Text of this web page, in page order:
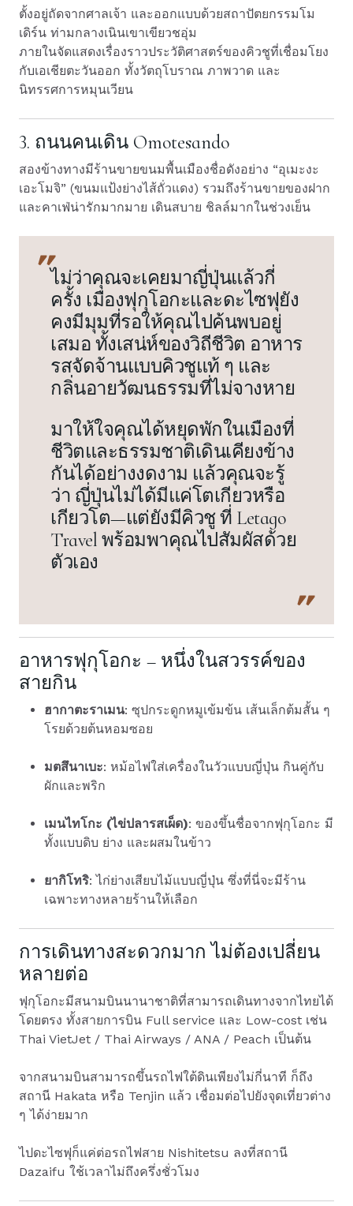
ตั้งอยู่ถัดจากศาลเจ้า และออกแบบด้วยสถาปัตยกรรมโม
เดิร์น ท่ามกลางเนินเขาเขียวชอุ่ม
ภายในจัดแสดงเรื่องราวประวัติศาสตร์ของคิวชูที่เชื่อมโยง
กับเอเชียตะวันออก ทั้งวัตถุโบราณ ภาพวาด และ
นิทรรศการหมุนเวียน
3. ถนนคนเดิน Omotesando
สองข้างทางมีร้านขายขนมพื้นเมืองชื่อดังอย่าง “อุเมะงะ
เอะโมจิ” (ขนมแป้งย่างไส้ถั่วแดง) รวมถึงร้านขายของฝาก
และคาเฟ่น่ารักมากมาย เดินสบาย ชิลล์มากในช่วงเย็น
ไม่ว่าคุณจะเคยมาญี่ปุ่นแล้วกี่
ครั้ง เมืองฟุกุโอกะและดะไซฟุยัง
คงมีมุมที่รอให้คุณไปค้นพบอยู่
เสมอ ทั้งเสน่ห์ของวิถีชีวิต อาหาร
รสจัดจ้านแบบคิวชูแท้ ๆ และ
กลิ่นอายวัฒนธรรมที่ไม่จางหาย
มาให้ใจคุณได้หยุดพักในเมืองที่
ชีวิตและธรรมชาติเดินเคียงข้าง
กันได้อย่างงดงาม แล้วคุณจะรู้
ว่า ญี่ปุ่นไม่ได้มีแค่โตเกียวหรือ
เกียวโต—แต่ยังมีคิวชู ที่ Letago
Travel พร้อมพาคุณไปสัมผัสด้วย
ตัวเอง
อาหารฟุกุโอกะ – หนึ่งในสวรรค์ของ
สายกิน
ฮากาตะราเมน: ซุปกระดูกหมูเข้มข้น เส้นเล็กต้มสั้น ๆ
โรยด้วยต้นหอมซอย
มตสึนาเบะ: หม้อไฟใส่เครื่องในวัวแบบญี่ปุ่น กินคู่กับ
ผักและพริก
เมนไทโกะ (ไข่ปลารสเผ็ด): ของขึ้นชื่อจากฟุกุโอกะ มี
ทั้งแบบดิบ ย่าง และผสมในข้าว
ยากิโทริ: ไก่ย่างเสียบไม้แบบญี่ปุ่น ซึ่งที่นี่จะมีร้าน
เฉพาะทางหลายร้านให้เลือก
การเดินทางสะดวกมาก ไม่ต้องเปลี่ยน
หลายต่อ
ฟุกุโอกะมีสนามบินนานาชาติที่สามารถเดินทางจากไทยได้
โดยตรง ทั้งสายการบิน Full service และ Low-cost เช่น
Thai VietJet / Thai Airways / ANA / Peach เป็นต้น
จากสนามบินสามารถขึ้นรถไฟใต้ดินเพียงไม่กี่นาที ก็ถึง
สถานี Hakata หรือ Tenjin แล้ว เชื่อมต่อไปยังจุดเที่ยวต่าง
ๆ ได้ง่ายมาก
ไปดะไซฟุก็แค่ต่อรถไฟสาย Nishitetsu ลงที่สถานี
Dazaifu ใช้เวลาไม่ถึงครึ่งชั่วโมง